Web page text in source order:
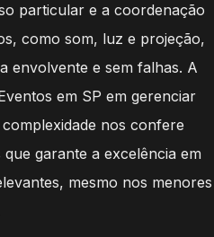
particular e a coordenação
como som, luz e projeção,
envolvente e sem falhas. A
em SP em gerenciar
nos confere
garante a excelência em
mesmo nos menores